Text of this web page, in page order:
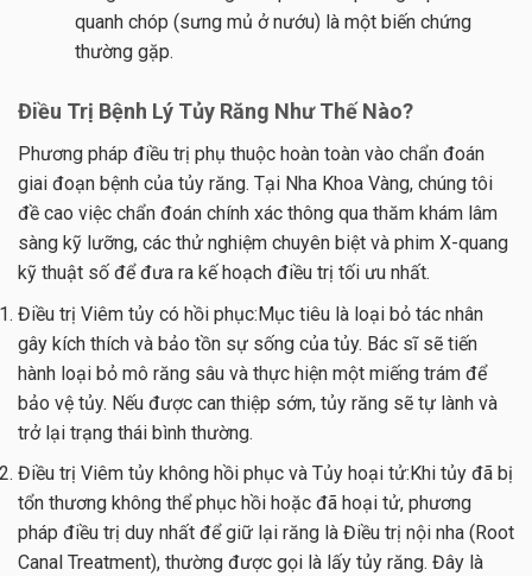
quanh chóp (sưng mủ ở nướu) là một biến chứng
thường gặp.
Điều Trị Bệnh Lý Tủy Răng Như Thế Nào?
Phương pháp điều trị phụ thuộc hoàn toàn vào chẩn đoán
giai đoạn bệnh của tủy răng. Tại Nha Khoa Vàng, chúng tôi
đề cao việc chẩn đoán chính xác thông qua thăm khám lâm
sàng kỹ lưỡng, các thử nghiệm chuyên biệt và phim X-quang
kỹ thuật số để đưa ra kế hoạch điều trị tối ưu nhất.
Điều trị Viêm tủy có hồi phục:Mục tiêu là loại bỏ tác nhân
gây kích thích và bảo tồn sự sống của tủy. Bác sĩ sẽ tiến
hành loại bỏ mô răng sâu và thực hiện một miếng trám để
bảo vệ tủy. Nếu được can thiệp sớm, tủy răng sẽ tự lành và
trở lại trạng thái bình thường.
Điều trị Viêm tủy không hồi phục và Tủy hoại tử:Khi tủy đã bị
tổn thương không thể phục hồi hoặc đã hoại tử, phương
pháp điều trị duy nhất để giữ lại răng là Điều trị nội nha (Root
Canal Treatment), thường được gọi là lấy tủy răng. Đây là